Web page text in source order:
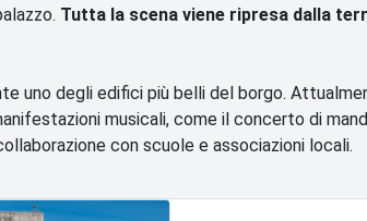
Tutta la scena viene ripresa dalla
uno degli edifici più belli del borgo.
musicali, come il concerto di
con scuole e associazioni locali.